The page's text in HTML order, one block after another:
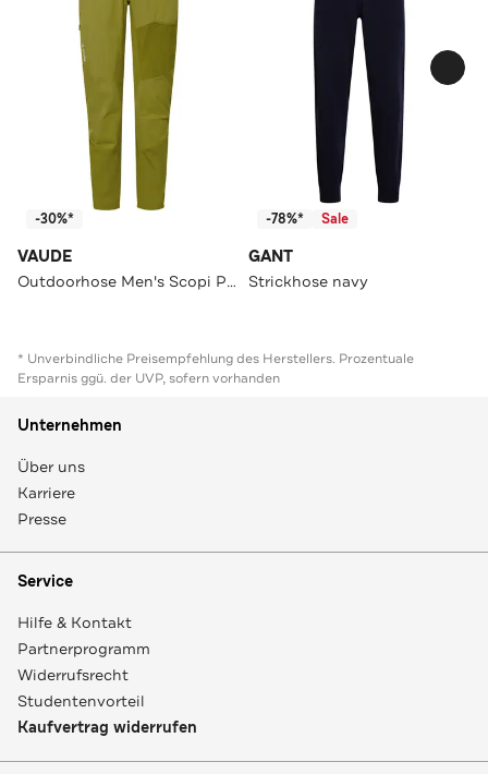
-30%*
VAUDE
Outdoorhose Men's Scopi Pants III dark leaf Slim
-78%* Sale
GANT
Strickhose navy
* Unverbindliche Preisempfehlung des Herstellers. Prozentuale
Ersparnis ggü. der UVP, sofern vorhanden
Unternehmen
Über uns
Karriere
Presse
Service
Hilfe & Kontakt
Partnerprogramm
Widerrufsrecht
Studentenvorteil
Kaufvertrag widerrufen